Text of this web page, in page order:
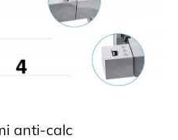
anti-calc